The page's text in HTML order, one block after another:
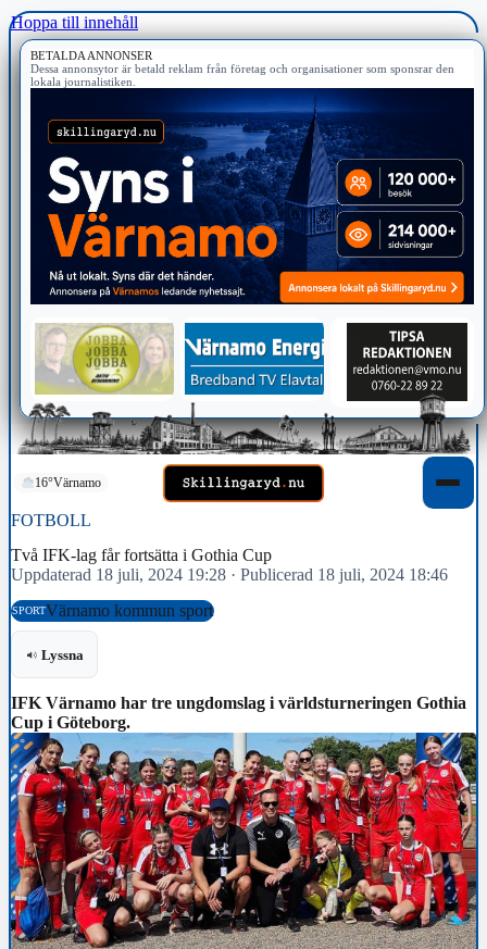
Hoppa till innehåll
BETALDA ANNONSER
Dessa annonsytor är betald reklam från företag och organisationer som sponsrar den
lokala journalistiken.
16°Värnamo
FOTBOLL
Två IFK-lag får fortsätta i Gothia Cup
Uppdaterad 18 juli, 2024 19:28 · Publicerad 18 juli, 2024 18:46
SPORTVärnamo kommun sport
Lyssna
IFK Värnamo har tre ungdomslag i världsturneringen Gothia
Cup i Göteborg.